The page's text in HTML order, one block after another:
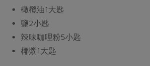
優惠專區
素食專區
高麗菜海鮮煎餅
地區活動
社務會議
橄欖油1大匙
鹽2小匙
辣味咖哩粉5小匙
椰漿1大匙